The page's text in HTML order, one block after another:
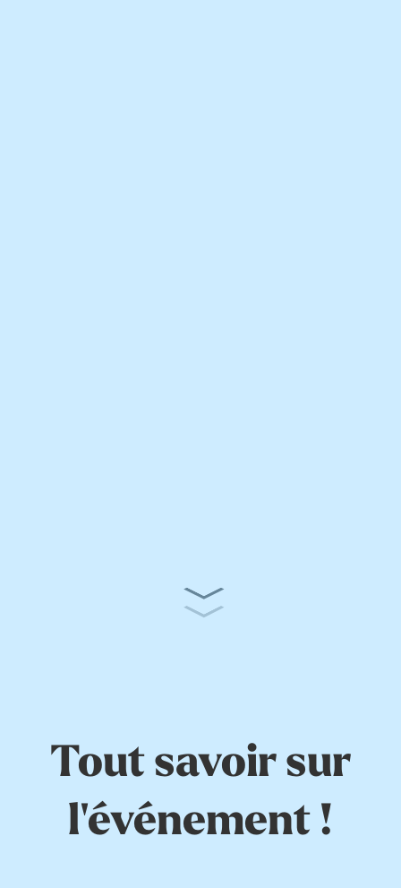
Tout savoir sur
l'événement !